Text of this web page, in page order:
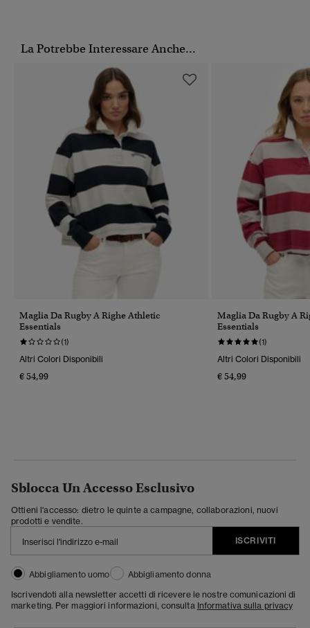
La Potrebbe Interessare Anche...
Maglia Da Rugby A Righe Athletic
Essentials
(1)
Altri Colori Disponibili
€ 54,99
Maglia Da Rugby A
Essentials
(1)
Altri Colori Disponibili
€ 54,99
Sblocca Un Accesso Esclusivo
Ottieni l'accesso: dietro le quinte a campagne, collaborazioni, nuovi
prodotti e vendite.
ISCRIVITI
Abbigliamento uomo
Abbigliamento donna
Iscrivendoti alla newsletter accetti di ricevere le nostre comunicazioni di
marketing. Per maggiori informazioni, consulta Informativa sulla privacy